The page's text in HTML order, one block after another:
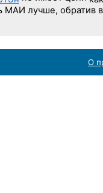
МАИ лучше, обратив
О